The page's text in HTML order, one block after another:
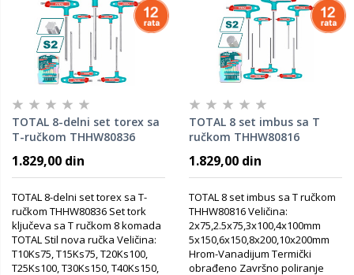
TOTAL 8-delni set torex sa
T-ručkom THHW80836
1.829,00 din
TOTAL 8-delni set torex sa T-
ručkom THHW80836 Set tork
ključeva sa T ručkom 8 komada
TOTAL Stil nova ručka Veličina:
T10Ks75, T15Ks75, T20Ks100,
T25Ks100, T30Ks150, T40Ks150,
TOTAL 8 set imbus sa T
ručkom THHW80816
1.829,00 din
TOTAL 8 set imbus sa T ručkom
THHW80816 Veličina:
2x75,2.5x75,3x100,4x100mm
5x150,6x150,8x200,10x200mm
Hrom-Vanadijum Termički
obrađeno Završno poliranje